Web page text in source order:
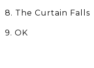
8. The Curtain Falls
9. OK